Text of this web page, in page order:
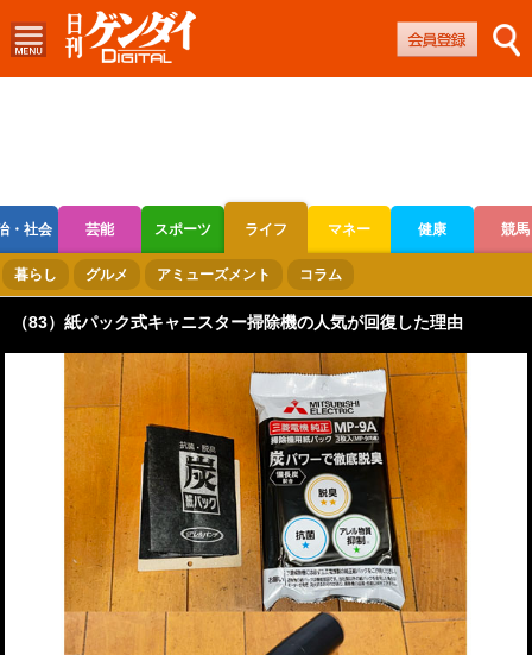
・社会 芸能 スポーツ ライフ マネー 健康 競馬
ボートレース 競輪 オートレース
暮らし グルメ アミューズメント コラム
（83）紙パック式キャニスター掃除機の人気が回復した理由